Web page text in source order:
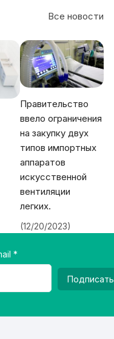
Все новости
Правительство
ввело ограничения
на закупку двух
типов импортных
аппаратов
искусственной
вентиляции
легких.
(12/20/2023)